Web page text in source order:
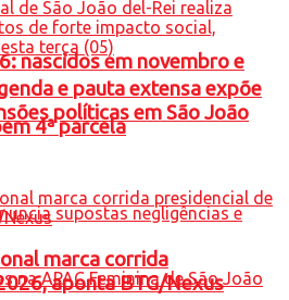
nascidos em novembro e
4ª parcela
e pauta extensa expõe
políticas em São João
marca corrida
aponta BTG/Nexus